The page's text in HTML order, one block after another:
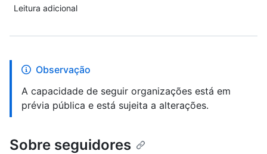
Leitura adicional
Observação
A capacidade de seguir organizações está em
prévia pública e está sujeita a alterações.
Sobre seguidores